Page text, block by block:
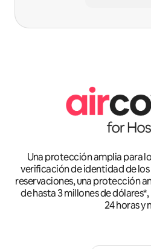
Una protección amplia para
verificación de identidad de los
reservaciones, una protección
de hasta 3 millones de
24 horas y